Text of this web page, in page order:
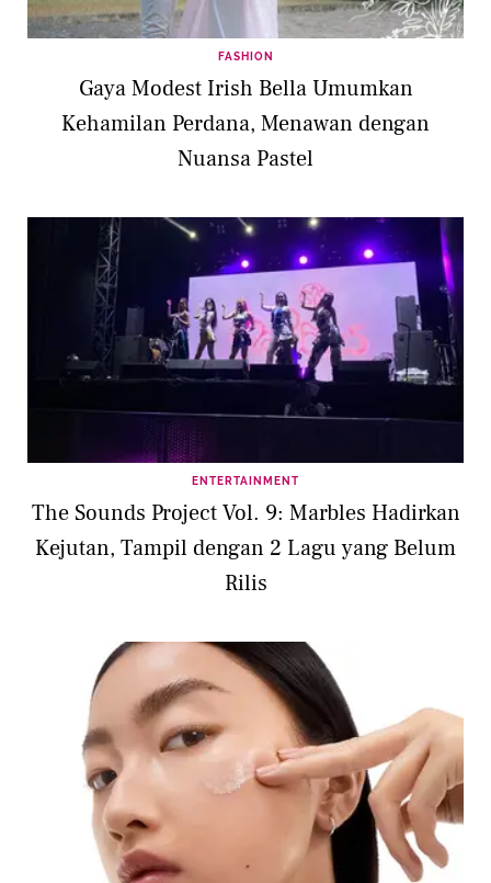
FASHION
Gaya Modest Irish Bella Umumkan
Kehamilan Perdana, Menawan dengan
Nuansa Pastel
ENTERTAINMENT
The Sounds Project Vol. 9: Marbles Hadirkan
Kejutan, Tampil dengan 2 Lagu yang Belum
Rilis